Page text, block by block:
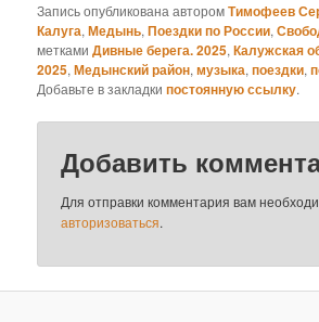
Запись опубликована авторомТимофеев
Калуга,Медынь,Поездки по России,
меткамиДивные берега. 2025,Калужская
2025,Медынский район,музыка,поездки,
Добавьте в закладкипостоянную ссылку.
Добавить
Для отправки комментария вам
авторизоваться.